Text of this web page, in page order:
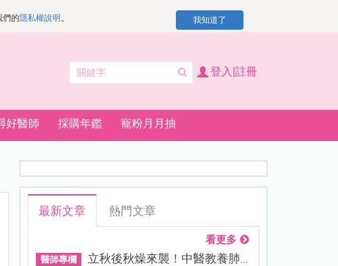
們的隱私權說明 。 我知道了
登入|註冊
好醫師 採購年鑑 寵粉月月抽
最新文章 熱門文章
看更多
醫師專欄 立秋後秋燥來襲！中醫教養肺...